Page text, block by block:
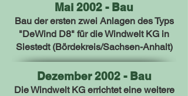
Mai 2002 - Bau
Bau der ersten zwei Anlagen des Typs
"DeWind D8" für die Windwelt KG in
Siestedt (Bördekreis/Sachsen-Anhalt)
Dezember 2002 - Bau
Die Windwelt KG errichtet eine weitere